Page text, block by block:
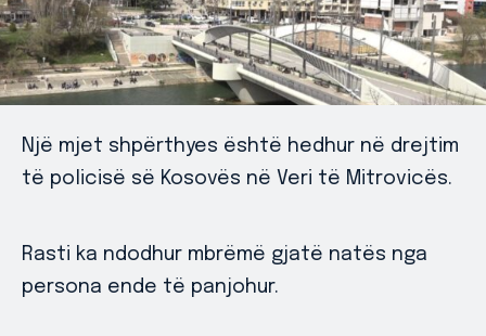
Një mjet shpërthyes është hedhur në drejtim
të policisë së Kosovës në Veri të Mitrovicës.
Rasti ka ndodhur mbrëmë gjatë natës nga
persona ende të panjohur.